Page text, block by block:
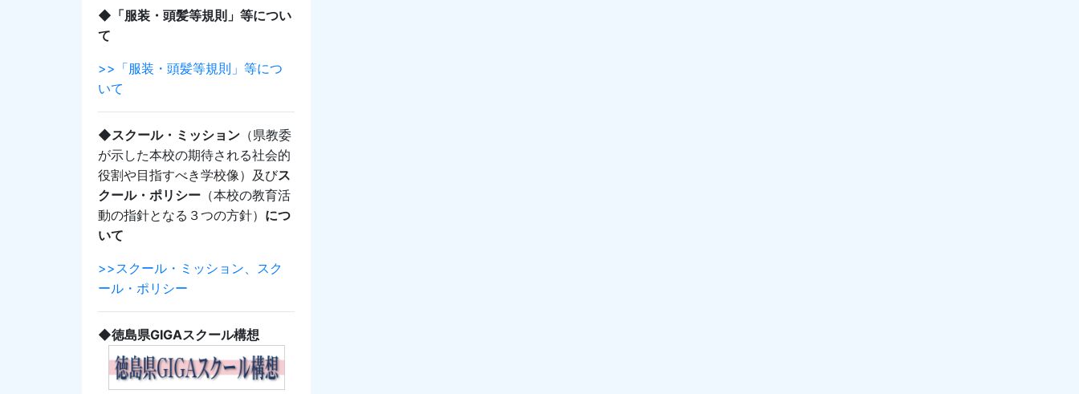
◆「服装・頭髪等規則」等につい
て
>>「服装・頭髪等規則」等につ
いて
◆スクール・ミッション （県教委
が示した本校の期待される社会的
役割や目指すべき学校像）及びス
クール・ポリシー （本校の教育活
動の指針となる３つの方針） につ
いて
>>スクール・ミッション、スク
ール・ポリシー
◆徳島県GIGAスクール構想